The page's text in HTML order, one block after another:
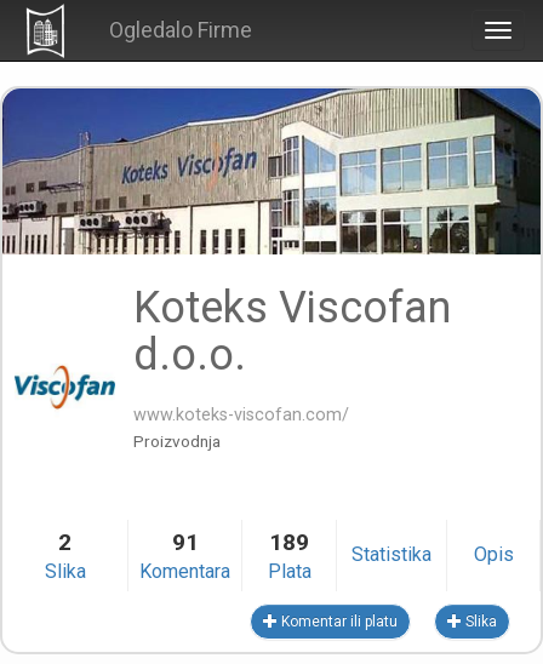
Ogledalo Firme
Koteks Viscofan
d.o.o.
www.koteks-viscofan.com/
Proizvodnja
2
Slika
91
Komentara
189
Plata
Statistika Opis
Komentar ili platu Slika